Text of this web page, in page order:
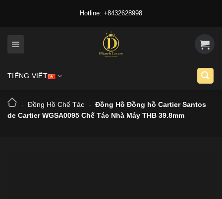
Hotline: +8432628998
TIẾNG VIỆT
- Đồng Hồ Chế Tác - Đồng Hồ Đồng hồ Cartier Santos
de Cartier WGSA0095 Chế Tác Nhà Máy THB 39.8mm